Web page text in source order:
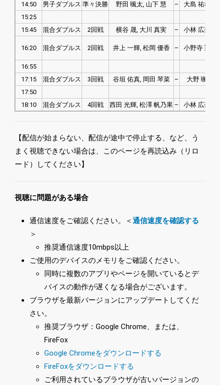
14:50
男子ダブルス 準々決勝 野田 颯太, 山下 慧 –
大島 祐哉,
15:25
15:45
混合ダブルス 2回戦 横谷 晟, 大川 真実 – 小林 広夢,
16:20 混合ダブルス 2回戦 井上 一輝, 松岡 優香 – 小野寺 翔平,
16:55
17:15
混合ダブルス 3回戦 谷垣 佑真, 岡田 琴菜 –
大野 颯真,
17:50
18:10
混合ダブルス 4回戦 西田 光輝, 松澤 帆乃果 – 小林 広夢,
【配信が始まらない、配信が途中で停止する、など、う
まく視聴できない場合は、このページを再読込み（リロ
ード）してください】
視聴に問題がある場合
通信速度をご確認ください。＜通信速度を確認する
＞
推奨通信速度10mbps以上
ご使用のデバイスのメモリをご確認ください。
同時に複数のアプリやページを開いているとデ
バイスの動作が遅くなる場合がございます。
ブラウザを最新バージョンにアップデートしてくだ
さい。
推奨ブラウザ：Google Chrome、または、
FireFox
Google Chromeをダウンロードする
FireFoxをダウンロードする
ご利用されているブラウザが古いバージョンの